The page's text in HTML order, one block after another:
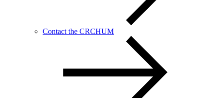
Contact the CRCHUM